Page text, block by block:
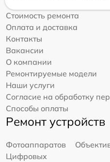
Стоимость ремонта
Оплата и доставка
Контакты
Вакансии
О компании
Ремонтируемые модели
Наши услуги
Согласие на обработку
Способы оплаты
Ремонт устройств
Фотоаппаратов
Цифровых